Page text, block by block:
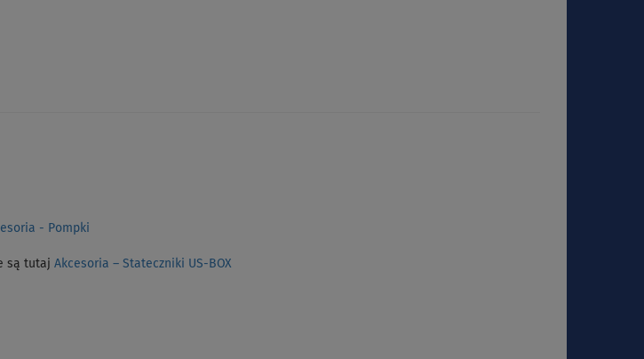
- Pompki
są tutaj Akcesoria – Stateczniki US-BOX